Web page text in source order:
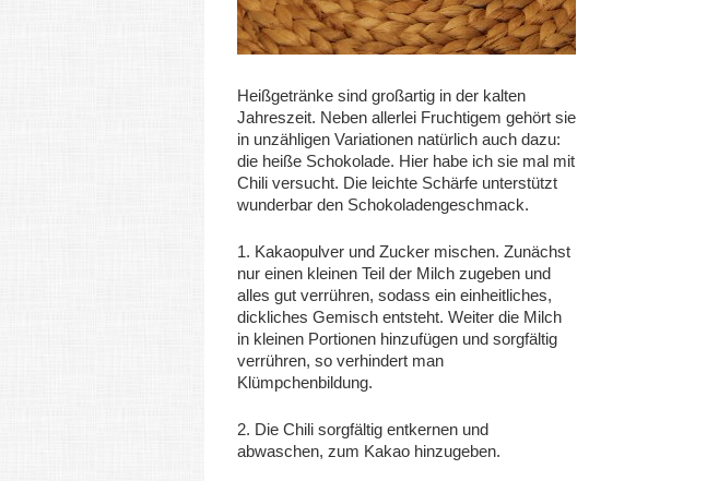
Heißgetränke sind großartig in der kalten
Jahreszeit. Neben allerlei Fruchtigem gehört sie
in unzähligen Variationen natürlich auch dazu:
die heiße Schokolade. Hier habe ich sie mal mit
Chili versucht. Die leichte Schärfe unterstützt
wunderbar den Schokoladengeschmack.
1. Kakaopulver und Zucker mischen. Zunächst
nur einen kleinen Teil der Milch zugeben und
alles gut verrühren, sodass ein einheitliches,
dickliches Gemisch entsteht. Weiter die Milch
in kleinen Portionen hinzufügen und sorgfältig
verrühren, so verhindert man
Klümpchenbildung.
2. Die Chili sorgfältig entkernen und
abwaschen, zum Kakao hinzugeben.